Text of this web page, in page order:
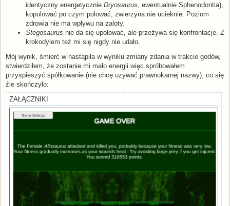
identyczny energetycznie Dryosaurus , ewentualnie Sphenodontia),
kopulować po czym polować, zwierzyna nie ucieknie. Poziom
zdrowia nie ma wpływu na zaloty.
Stegosaurus nie da się upolować, ale przeżywa się konfrontacje. Z
krokodylem też mi się nigdy nie udało.
Mój wynik, śmierć w nastąpiła w wyniku zmiany zdania w trakcie godów,
stwierdziłem, że zostanie mi mało energii więc spróbowałem
przyspieszyć spółkowanie (nie chcę używać prawnokarnej nazwy), co się
źle skończyło:
ZAŁĄCZNIKI